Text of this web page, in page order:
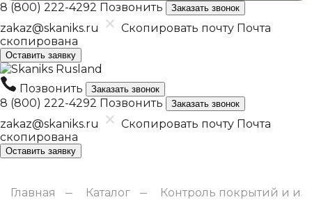
8 (800) 222-4292 Позвонить Заказать звонок
zakaz@skaniks.ru Скопировать почту Почта
скопирована
Оставить заявку
Позвонить Заказать звонок
8 (800) 222-4292 Позвонить Заказать звонок
zakaz@skaniks.ru Скопировать почту Почта
скопирована
Оставить заявку
Главная Каталог Контроль покрытий и